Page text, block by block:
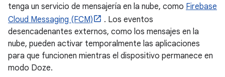
tenga un servicio de mensajería en la nube, como Firebase
Cloud Messaging (FCM)
. Los eventos
desencadenantes externos, como los mensajes en la
nube, pueden activar temporalmente las aplicaciones
para que funcionen mientras el dispositivo permanece en
modo Doze.